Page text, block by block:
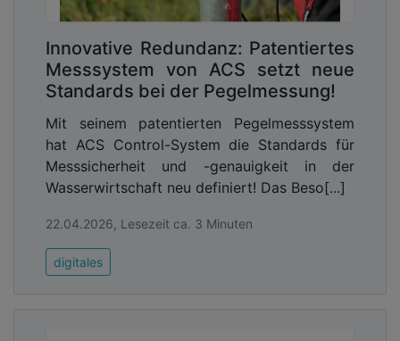
Innovative Redundanz: Patentiertes
Messsystem von ACS setzt neue
Standards bei der Pegelmessung!
Mit seinem patentierten Pegelmesssystem
hat ACS Control-System die Standards für
Messsicherheit und -genauigkeit in der
Wasserwirtschaft neu definiert! Das Beso[...]
22.04.2026, Lesezeit ca. 3 Minuten
digitales